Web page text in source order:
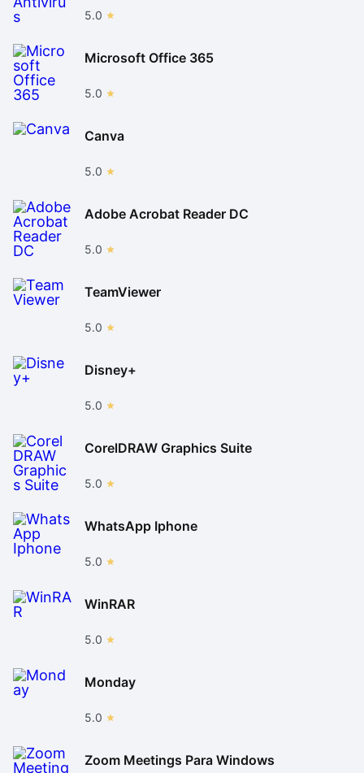
5.0
Microsoft Office 365
5.0
Canva
5.0
Adobe Acrobat Reader DC
5.0
TeamViewer
5.0
Disney+
5.0
CorelDRAW Graphics Suite
5.0
WhatsApp Iphone
5.0
WinRAR
5.0
Monday
5.0
Zoom Meetings Para Windows